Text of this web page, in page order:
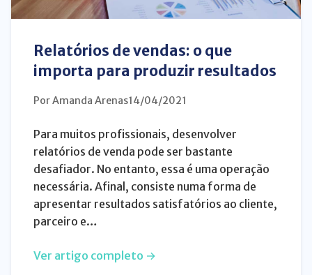
Relatórios de vendas: o que
importa para produzir resultados
Por Amanda Arenas14/04/2021
Para muitos profissionais, desenvolver
relatórios de venda pode ser bastante
desafiador. No entanto, essa é uma operação
necessária. Afinal, consiste numa forma de
apresentar resultados satisfatórios ao cliente,
parceiro e…
Ver artigo completo →